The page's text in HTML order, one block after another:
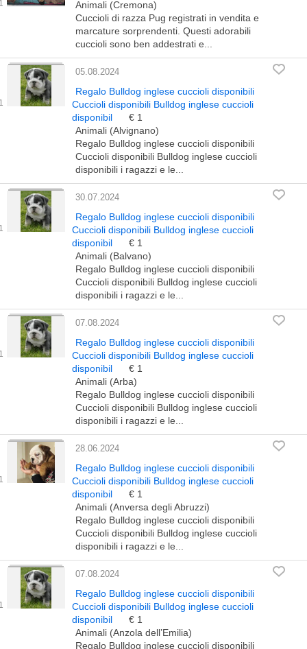
Animali (Cremona)
Cuccioli di razza Pug registrati in vendita e
marcature sorprendenti. Questi adorabili
cuccioli sono ben addestrati e...
05.08.2024
Regalo Bulldog inglese cuccioli disponibili
Cuccioli disponibili Bulldog inglese cuccioli
disponibil
€ 1
Animali (Alvignano)
Regalo Bulldog inglese cuccioli disponibili
Cuccioli disponibili Bulldog inglese cuccioli
disponibili i ragazzi e le...
30.07.2024
Regalo Bulldog inglese cuccioli disponibili
Cuccioli disponibili Bulldog inglese cuccioli
disponibil
€ 1
Animali (Balvano)
Regalo Bulldog inglese cuccioli disponibili
Cuccioli disponibili Bulldog inglese cuccioli
disponibili i ragazzi e le...
07.08.2024
Regalo Bulldog inglese cuccioli disponibili
Cuccioli disponibili Bulldog inglese cuccioli
disponibil
€ 1
Animali (Arba)
Regalo Bulldog inglese cuccioli disponibili
Cuccioli disponibili Bulldog inglese cuccioli
disponibili i ragazzi e le...
28.06.2024
Regalo Bulldog inglese cuccioli disponibili
Cuccioli disponibili Bulldog inglese cuccioli
disponibil
€ 1
Animali (Anversa degli Abruzzi)
Regalo Bulldog inglese cuccioli disponibili
Cuccioli disponibili Bulldog inglese cuccioli
disponibili i ragazzi e le...
07.08.2024
Regalo Bulldog inglese cuccioli disponibili
Cuccioli disponibili Bulldog inglese cuccioli
disponibil
€ 1
Animali (Anzola dell’Emilia)
Regalo Bulldog inglese cuccioli disponibili